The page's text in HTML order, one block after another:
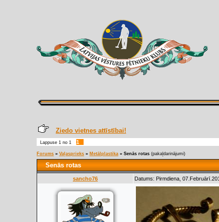
Ziedo vietnes attīstībai!
Lappuse 1 no 1 1
Forums » Vaļasprieks » Metālplastika » Senās rotas (pakaļdarinājumi)
Senās rotas
sancho76 Datums: Pirmdiena,